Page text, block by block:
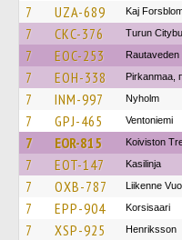
7 UZA-689 Kaj
7 CKC-376 Turun
7 EOC-253 Rautaveden
7 EOH-338 Pirkanmaa,
7 INM-997 Nyholm
7 GPJ-465 Ventoniemi
7 EOR-815 Koiviston
7 EOT-147 Kasilinja
7 OXB-787 Liikenne
7 EPP-904 Korsisaari
7 XSP-925 Henriksson